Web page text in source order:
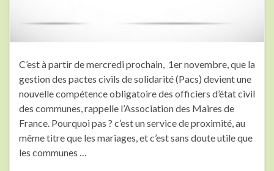
C’est à partir de mercredi prochain, 1er novembre, que la
gestion des pactes civils de solidarité (Pacs) devient une
nouvelle compétence obligatoire des officiers d’état civil
des communes, rappelle l’Association des Maires de
France. Pourquoi pas ? c’est un service de proximité, au
même titre que les mariages, et c’est sans doute utile que
les communes …